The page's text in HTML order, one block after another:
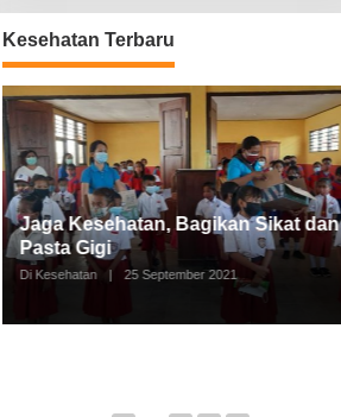
Kesehatan Terbaru
Jaga Kesehatan, Bagikan Sikat dan
Pasta Gigi
Di Kesehatan | 25 September 2021